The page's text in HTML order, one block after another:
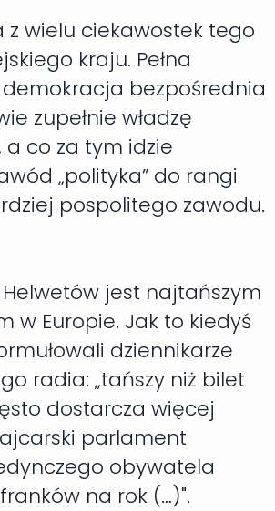
z wielu ciekawostek tego
kraju. Pełna
bezpośrednia
zupełnie władzę
a co za tym idzie
„polityka” do rangi
pospolitego zawodu.
jest najtańszym
w Europie. Jak to kiedyś
dziennikarze
radia: „tańszy niż bilet
dostarcza więcej
parlament
obywatela
na rok (…)".